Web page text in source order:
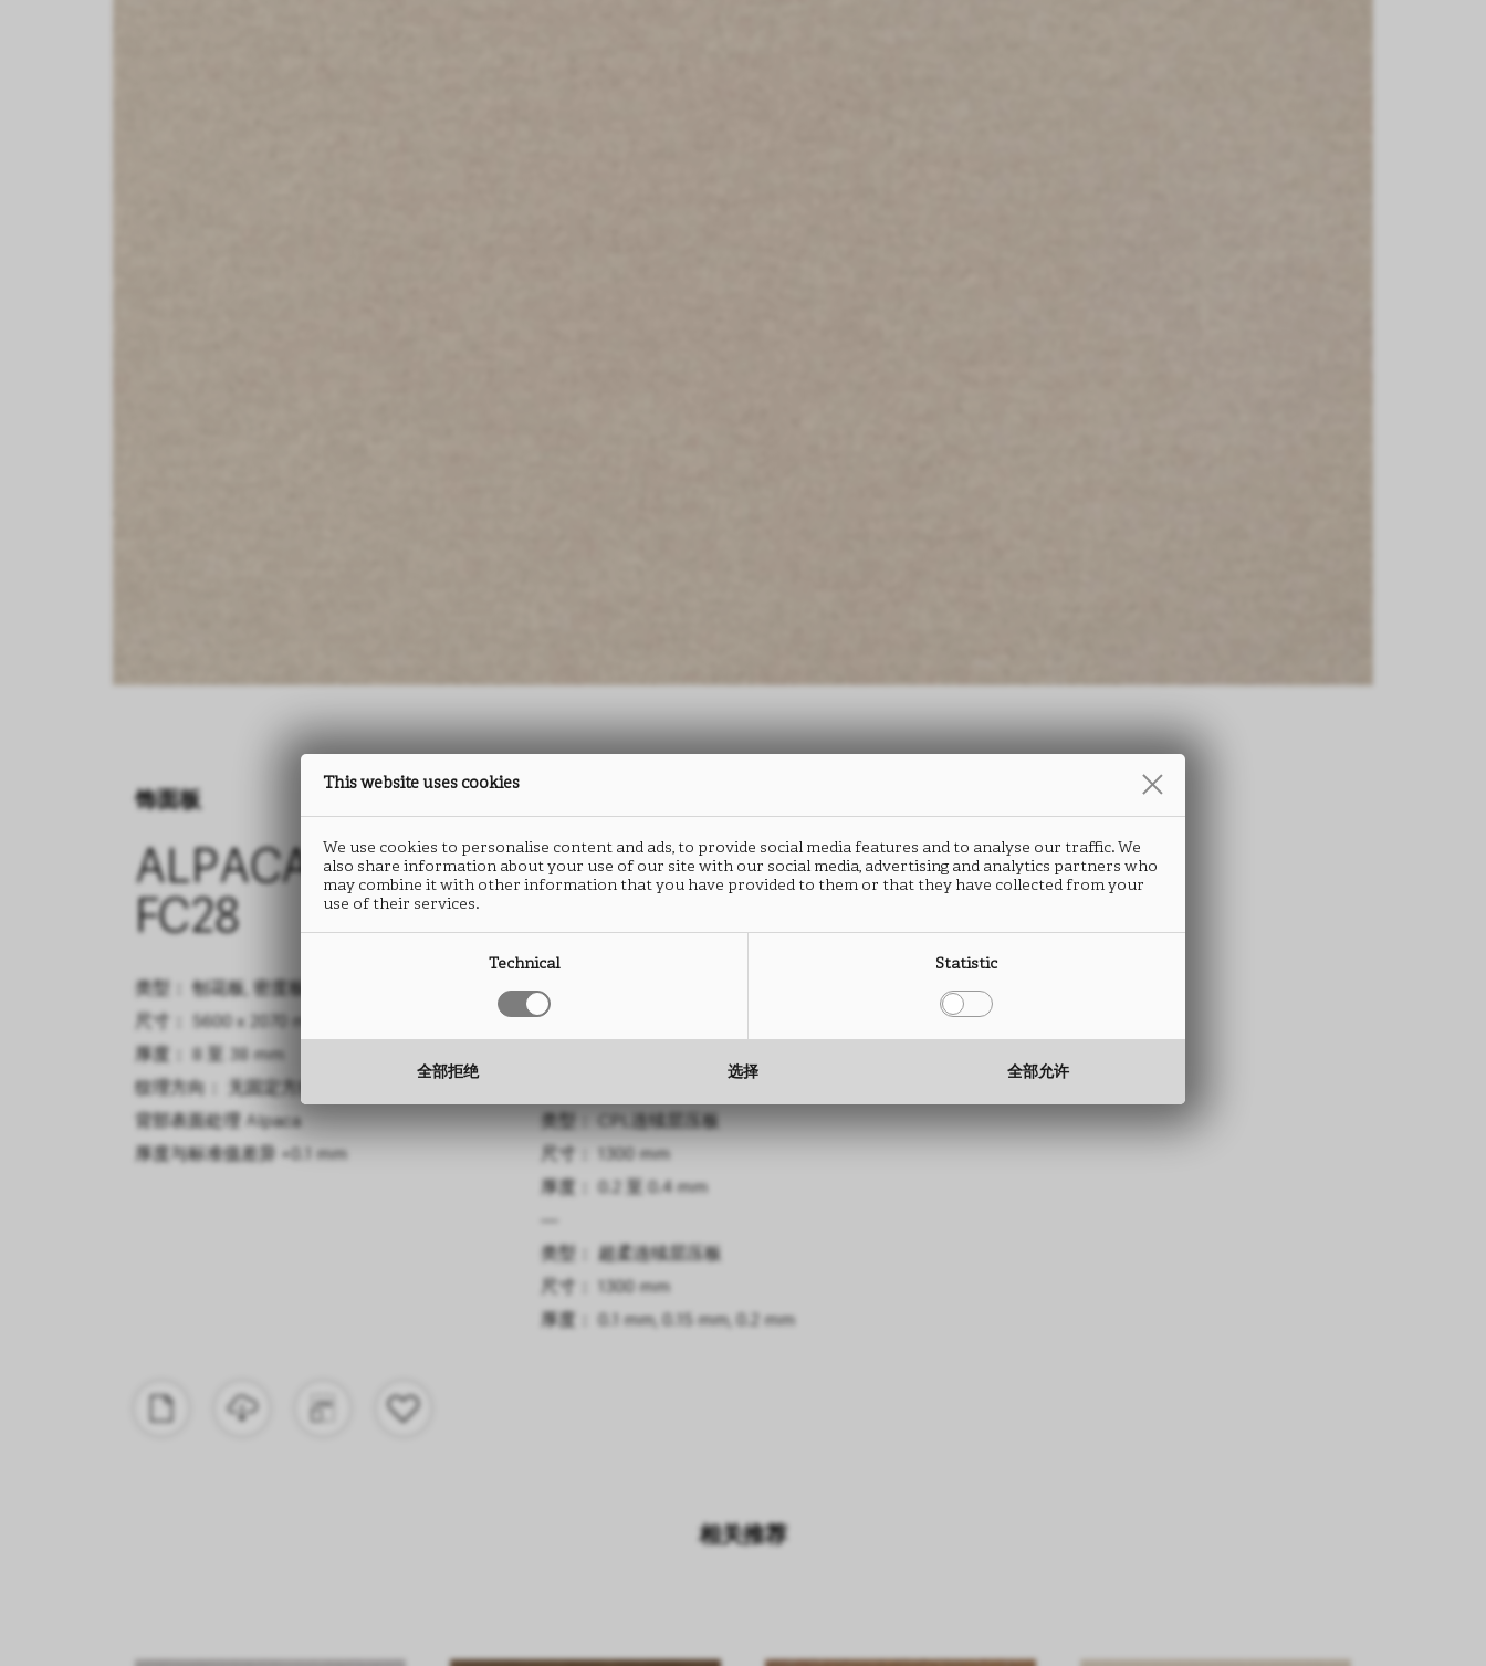
饰面板
ALPACA
FC28
类型： 刨花板, 密度板
尺寸： 5600 x 2070 mm
厚度： 8 至 38 mm
纹理方向： 无固定方向
背部表面处理
Alpaca
厚度与标准值差异
+0.1 mm
ALPACA
FC28
类型： HPL防火板
尺寸： 3050 x 1300 mm
类型： CPL连续层压板
尺寸： 1300 mm
厚度： 0.2 至 0.4 mm
—
类型： 超柔连续层压板
尺寸： 1300 mm
厚度： 0.1 mm, 0.15 mm, 0.2 mm
ALPACA
FC28
类型： ABS封边条
高度： 15 至 330 mm
相关推荐
This website uses cookies
We use cookies to personalise content and ads, to provide social media features and to analyse our traffic. We
also share information about your use of our site with our social media, advertising and analytics partners who
may combine it with other information that you have provided to them or that they have collected from your
use of their services.
Technical Statistic
全部拒绝 选择 全部允许